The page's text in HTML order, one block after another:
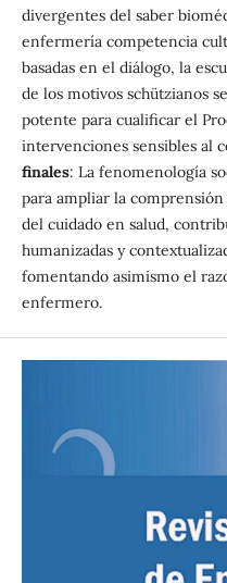
divergentes del saber
enfermería competencia
basadas en el diálogo, la
de los motivos schützianos
potente para cualificar el
intervenciones sensibles al
finales: La fenomenología
para ampliar la
del cuidado en salud,
humanizadas y
fomentando asimismo el
enfermero.